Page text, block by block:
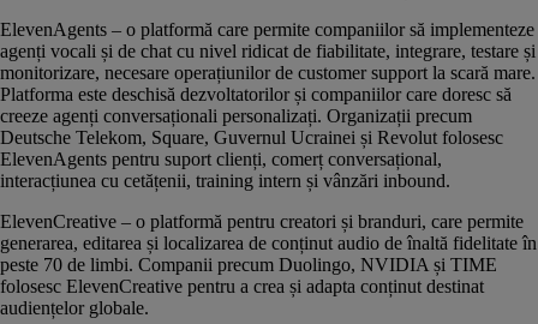
ElevenAgents – o platformă care permite companiilor să implementeze
agenți vocali și de chat cu nivel ridicat de fiabilitate, integrare, testare și
monitorizare, necesare operațiunilor de customer support la scară mare.
Platforma este deschisă dezvoltatorilor și companiilor care doresc să
creeze agenți conversaționali personalizați. Organizații precum
Deutsche Telekom, Square, Guvernul Ucrainei și Revolut folosesc
ElevenAgents pentru suport clienți, comerț conversațional,
interacțiunea cu cetățenii, training intern și vânzări inbound.
ElevenCreative – o platformă pentru creatori și branduri, care permite
generarea, editarea și localizarea de conținut audio de înaltă fidelitate în
peste 70 de limbi. Companii precum Duolingo, NVIDIA și TIME
folosesc ElevenCreative pentru a crea și adapta conținut destinat
audiențelor globale.